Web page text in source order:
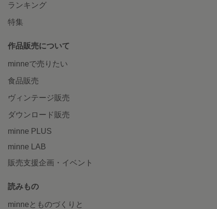
ランキング
特集
作品販売について
minneで売りたい
食品販売
ヴィンテージ販売
ダウンロード販売
minne PLUS
minne LAB
販売支援企画・イベント
読みもの
minneとものづくりと